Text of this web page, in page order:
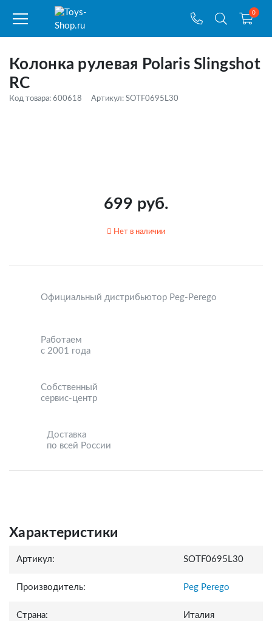
0
Колонка рулевая Polaris Slingshot
RC
Код товара: 600618 Артикул: SOTF0695L30
699 руб.
Нет в наличии
Официальный дистрибьютор Peg-Perego
Работаем
с 2001 года
Собственный
сервис-центр
Доставка
по всей России
Характеристики
Артикул: SOTF0695L30
Производитель: Peg Perego
Страна: Италия